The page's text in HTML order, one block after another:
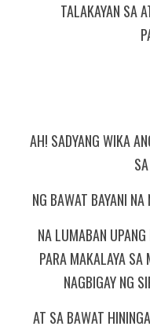
TALAKAYAN SA
AH! SADYANG WIKA
NG BAWAT BAYANI
NA LUMABAN
PARA MAKALAYA SA
NAGBIGAY NG
AT SA BAWAT